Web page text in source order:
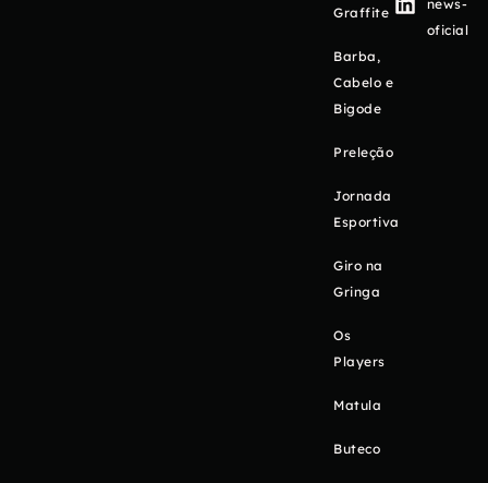
Graffite
Barba,
Cabelo e
Bigode
Preleção
Jornada
Esportiva
Giro na
Gringa
Os
Players
Matula
Buteco
news-
oficial